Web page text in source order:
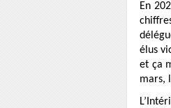
En
élus
et ça
mars,